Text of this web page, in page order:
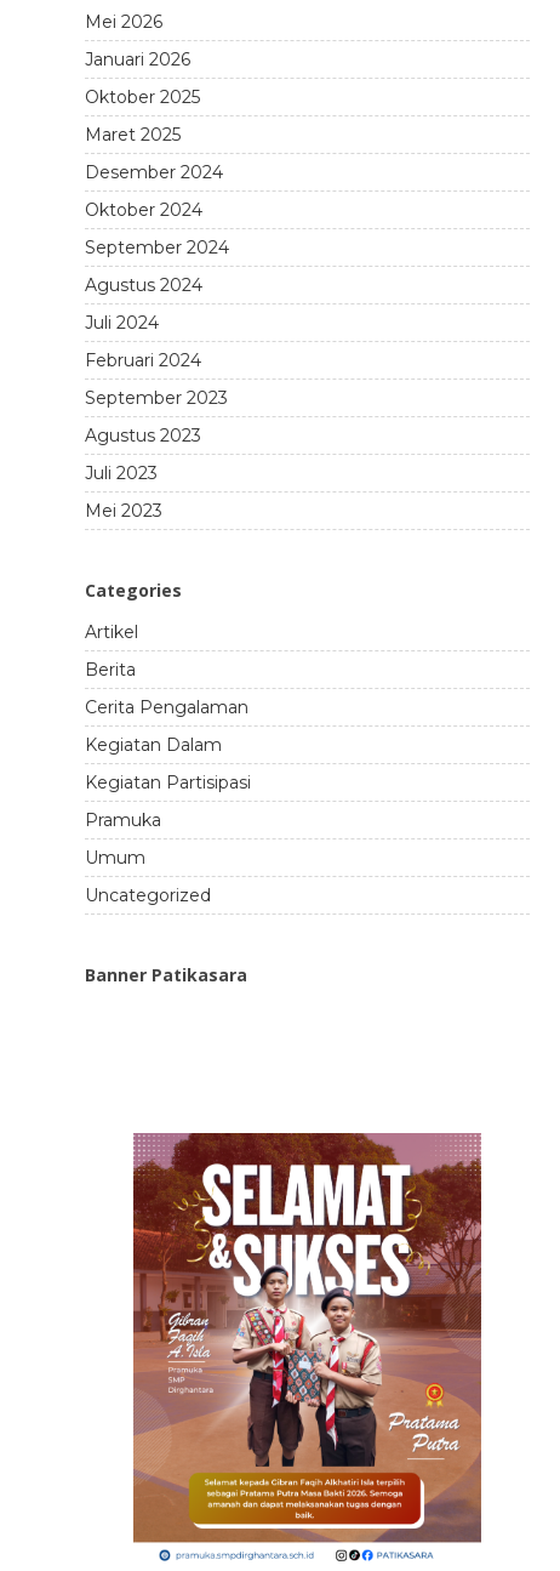
Mei 2026
Januari 2026
Oktober 2025
Maret 2025
Desember 2024
Oktober 2024
September 2024
Agustus 2024
Juli 2024
Februari 2024
September 2023
Agustus 2023
Juli 2023
Mei 2023
Categories
Artikel
Berita
Cerita Pengalaman
Kegiatan Dalam
Kegiatan Partisipasi
Pramuka
Umum
Uncategorized
Banner Patikasara